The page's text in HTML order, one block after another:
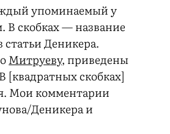
упоминаемый у
В скобках — название
Деникера.
Митруеву, приведены
[квадратных скобках]
Мои комментарии
Деникера и